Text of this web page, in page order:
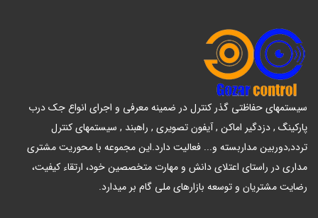
سیستمهای حفاظتی گذر کنترل در ضمینه معرفی و اجرای انواع جک درب
پارکینگ , دزدگیر اماکن , آیفون تصویری , راهبند , سیستمهای کنترل
تردد,دوربین مداربسته و... فعالیت دارد.این مجموعه با محوریت مشتری
مداری در راستای اعتلای دانش و مهارت متخصصین خود، ارتقاء کیفیت،
رضایت مشتریان و توسعه بازارهای ملی گام بر میدارد.